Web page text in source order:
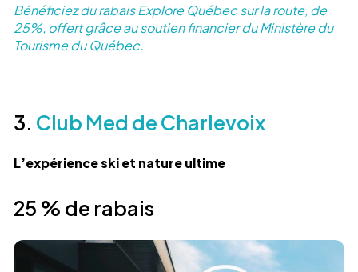
Bénéficiez du rabais Explore Québec sur la route, de
25%, offert grâce au soutien financier du Ministère du
Tourisme du Québec.
3. Club Med de Charlevoix
L’expérience ski et nature ultime
25 % de rabais